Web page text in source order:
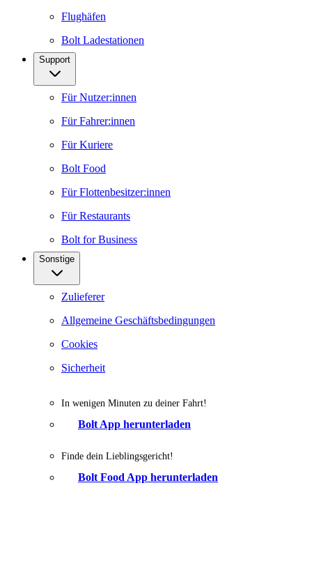
Flughäfen
Bolt Ladestationen
Support
Für Nutzer:innen
Für Fahrer:innen
Für Kuriere
Bolt Food
Für Flottenbesitzer:innen
Für Restaurants
Bolt for Business
Sonstige
Zulieferer
Allgemeine Geschäftsbedingungen
Cookies
Sicherheit
In wenigen Minuten zu deiner Fahrt!
Bolt App herunterladen
Finde dein Lieblingsgericht!
Bolt Food App herunterladen